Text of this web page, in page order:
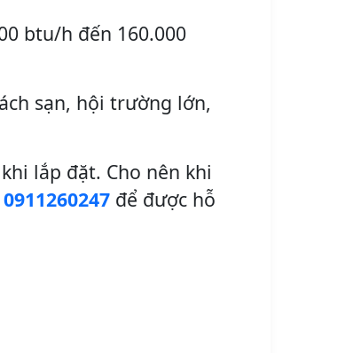
btu/h đến 160.000
sạn, hội trường lớn,
lắp đặt. Cho nên khi
0911260247 để được hỗ